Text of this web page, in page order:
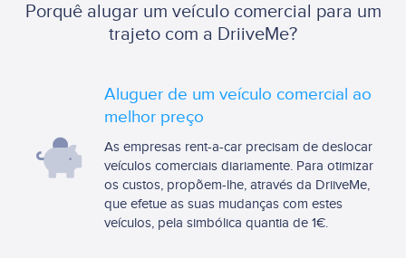
Porquê alugar um veículo comercial para um
trajeto com a DriiveMe?
Aluguer de um veículo comercial ao
melhor preço
As empresas rent-a-car precisam de deslocar
veículos comerciais diariamente. Para otimizar
os custos, propõem-lhe, através da DriiveMe,
que efetue as suas mudanças com estes
veículos, pela simbólica quantia de 1€.